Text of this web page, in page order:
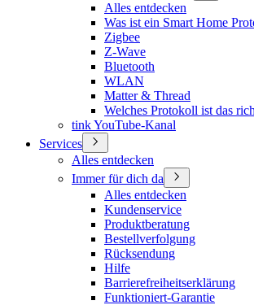
Alles entdecken
Was ist ein Smart Home
Zigbee
Z-Wave
Bluetooth
WLAN
Matter & Thread
Welches Protokoll ist das
tink YouTube-Kanal
Services
Alles entdecken
Immer für dich da
Alles entdecken
Kundenservice
Produktberatung
Bestellverfolgung
Rücksendung
Hilfe
Barrierefreiheitserklärung
Funktioniert-Garantie